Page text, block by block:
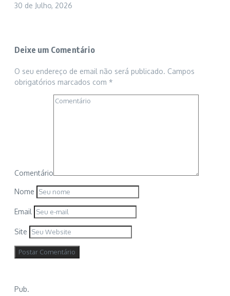
30 de Julho, 2026
Deixe um Comentário
O seu endereço de email não será publicado. Campos
obrigatórios marcados com *
Comentário
Nome
Email
Site
Pub.